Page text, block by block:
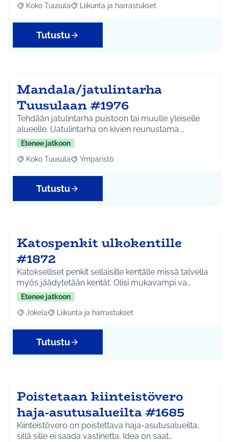
Rajaa tulokset aihepiirin mukaan: Koko Tuusula
Koko Tuusula Rajaa tulokset teeman mukaan: Liikunta ja
Liikunta ja harrastukset
Tutustu
Mandala/jatulintarha
Tuusulaan #1976
Tehdään jatulintarha puistoon tai muulle yleiselle
alueelle. (Jatulintarha on kivien reunustama …
Etenee jatkoon
Rajaa tulokset aihepiirin mukaan: Koko Tuusula
Koko Tuusula Rajaa tulokset teeman mukaan: Ympäristö
Ympäristö
Tutustu
Katospenkit ulkokentille
#1872
Katokselliset penkit sellaisille kentälle missä talvella
myös jäädytetään kentät. Olisi mukavampi va…
Etenee jatkoon
Rajaa tulokset aihepiirin mukaan: Jokela
Jokela Rajaa tulokset teeman mukaan: Liikunta ja
Liikunta ja harrastukset
Tutustu
Poistetaan kiinteistövero
haja-asutusalueilta #1685
Kiinteistövero on poistettava haja-asutusalueilta,
sillä sille ei saada vastinetta. Idea on saat…